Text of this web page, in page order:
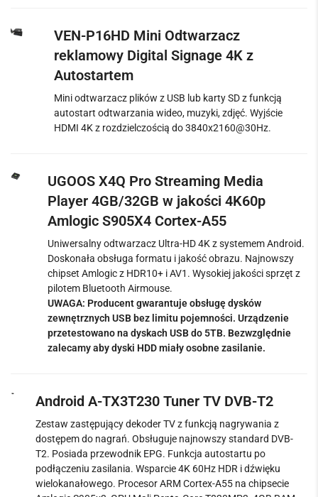
VEN-P16HD Mini Odtwarzacz
reklamowy Digital Signage 4K z
Autostartem
Mini odtwarzacz plików z USB lub karty SD z funkcją
autostart odtwarzania wideo, muzyki, zdjęć. Wyjście
HDMI 4K z rozdzielczością do 3840x2160@30Hz.
UGOOS X4Q Pro Streaming Media
Player 4GB/32GB w jakości 4K60p
Amlogic S905X4 Cortex-A55
Uniwersalny odtwarzacz Ultra-HD 4K z systemem Android.
Doskonała obsługa formatu i jakość obrazu. Najnowszy
chipset Amlogic z HDR10+ i AV1. Wysokiej jakości sprzęt z
pilotem Bluetooth Airmouse.
UWAGA: Producent gwarantuje obsługę dysków
zewnętrznych USB bez limitu pojemności. Urządzenie
przetestowano na dyskach USB do 5TB. Bezwzględnie
zalecamy aby dyski HDD miały osobne zasilanie.
Android A-TX3T230 Tuner TV DVB-T2
Zestaw zastępujący dekoder TV z funkcją nagrywania z
dostępem do nagrań. Obsługuje najnowszy standard DVB-
T2. Posiada przewodnik EPG. Funkcja autostartu po
podłączeniu zasilania. Wsparcie 4K 60Hz HDR i dźwięku
wielokanałowego. Procesor ARM Cortex-A55 na chipsecie